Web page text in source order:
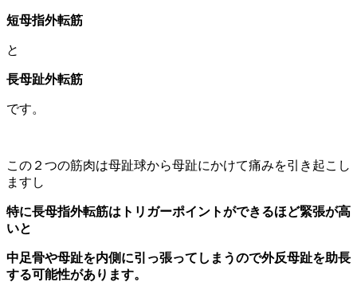
短母指外転筋
と
長母趾外転筋
です。
この２つの筋肉は母趾球から母趾にかけて痛みを引き起こし
ますし
特に長母指外転筋はトリガーポイントができるほど緊張が高
いと
中足骨や母趾を内側に引っ張ってしまうので外反母趾を助長
する可能性があります。